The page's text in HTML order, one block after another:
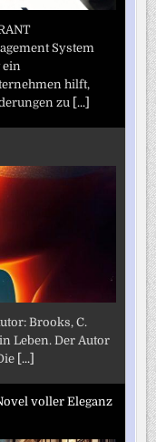
System
ein
hilft,
zu [...]
Brooks, C.
Leben. Der Autor
[...]
voller Eleganz